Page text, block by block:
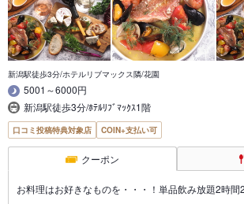
新潟駅徒歩3分/ホテルリブマックス隣/花園
5001～6000円
新潟駅徒歩3分/ﾎﾃﾙﾘﾌﾞﾏｯｸｽ1階
口コミ投稿特典対象店 COIN+支払い可
クーポン
お料理はお好きなものを・・・！単品飲み放題2時間